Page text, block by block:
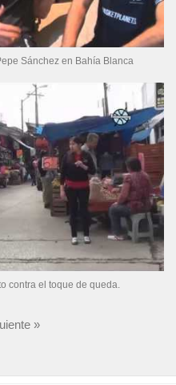
Sánchez en Bahía Blanca
contra el toque de queda.
»